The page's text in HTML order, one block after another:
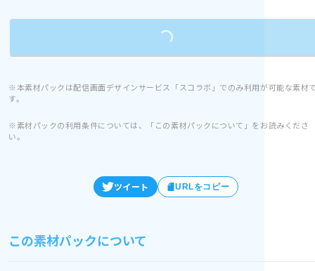
Loading...
※本素材パックは配信画面デザインサービス「スコラボ」でのみ利用が可能な素材
す。
※素材パックの利用条件については、「この素材パックについて」をお読みくださ
い。
ツイート URLをコピー
この素材パックについて